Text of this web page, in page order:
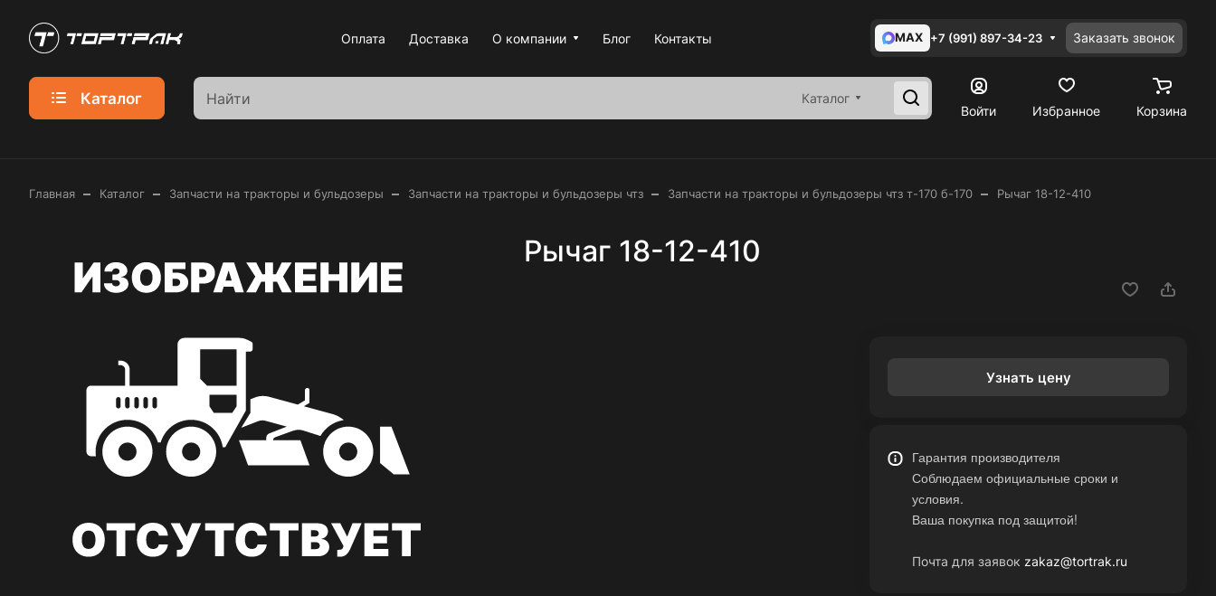
Оплата Доставка О компании Блог Контакты MAX +7 (991) 897-34-23 Заказать звонок
Каталог
Каталог
Войти
Избранное Корзина
Главная – Каталог – Запчасти на тракторы и бульдозеры – Запчасти на тракторы и бульдозеры чтз – Запчасти на тракторы и бульдозеры чтз т-170 б-170 – Рычаг 18-12-410
Рычаг 18-12-410
Узнать цену
Гарантия производителя
Соблюдаем официальные сроки и
условия.
Ваша покупка под защитой!
Почта для заявок zakaz@tortrak.ru